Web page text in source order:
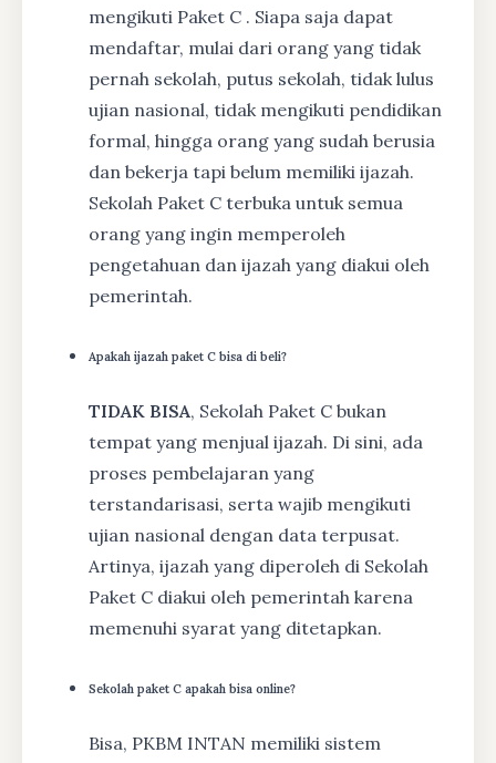
mengikuti Paket C . Siapa saja dapat
mendaftar, mulai dari orang yang tidak
pernah sekolah, putus sekolah, tidak lulus
ujian nasional, tidak mengikuti pendidikan
formal, hingga orang yang sudah berusia
dan bekerja tapi belum memiliki ijazah.
Sekolah Paket C terbuka untuk semua
orang yang ingin memperoleh
pengetahuan dan ijazah yang diakui oleh
pemerintah.
Apakah ijazah paket C bisa di beli?
TIDAK BISA, Sekolah Paket C bukan
tempat yang menjual ijazah. Di sini, ada
proses pembelajaran yang
terstandarisasi, serta wajib mengikuti
ujian nasional dengan data terpusat.
Artinya, ijazah yang diperoleh di Sekolah
Paket C diakui oleh pemerintah karena
memenuhi syarat yang ditetapkan.
Sekolah paket C apakah bisa online?
Bisa, PKBM INTAN memiliki sistem